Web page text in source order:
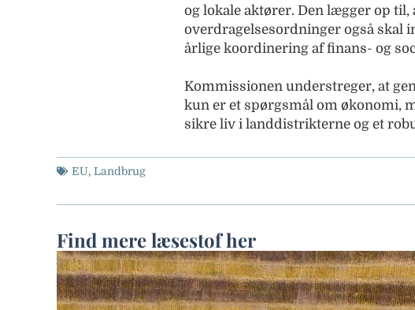
og lokale aktører. Den lægger op
overdragelsesordninger også skal
årlige koordinering af finans- og
Kommissionen understreger, at
kun er et spørgsmål om økonomi,
sikre liv i landdistrikterne og et
EU, Landbrug
Find mere læsestof her